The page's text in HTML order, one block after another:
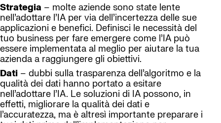
Strategia – molte aziende sono state lente
nell’adottare l’IA per via dell’incertezza delle sue
applicazioni e benefici. Definisci le necessità del
tuo business per fare emergere come l’IA può
essere implementata al meglio per aiutare la tua
azienda a raggiungere gli obiettivi.
Dati – dubbi sulla trasparenza dell’algoritmo e la
qualità dei dati hanno portato a esitare
nell’adottare l’IA. Le soluzioni di IA possono, in
effetti, migliorare la qualità dei dati e
l’accuratezza, ma è altresì importante preparare i